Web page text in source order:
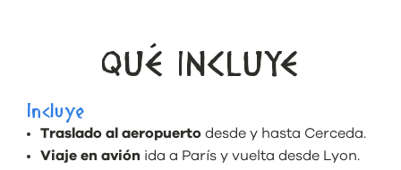
QUÉ INCLUYE
Incluye
Traslado al aeropuerto desde y hasta Cerceda.
Viaje en avión ida a París y vuelta desde Lyon.